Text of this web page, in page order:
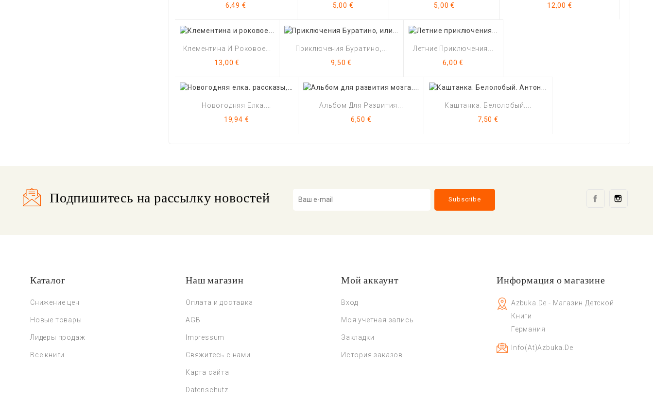
Цена
6,49 €
Цена
5,00 €
Цена
5,00 €
Цена
12,00 €
Клементина И Роковое...
Цена
13,00 €
Приключения Буратино,...
Цена
9,50 €
Летние Приключения...
Цена
6,00 €
Новогодняя Елка....
Цена
19,94 €
Альбом Для Развития...
Цена
6,50 €
Каштанка. Белолобый....
Цена
7,50 €
Подпишитесь на рассылку новостей Facebook
Каталог
Снижение цен
Новые товары
Лидеры продаж
Все книги
Наш магазин
Оплата и доставка
AGB
Impressum
Свяжитесь с нами
Карта сайта
Datenschutz
Мой аккаунт
Вход
Моя учетная запись
Закладки
История заказов
Информация о магазине
Azbuka.de - Магазин Детской
Книги
Германия
Info(at)azbuka.de